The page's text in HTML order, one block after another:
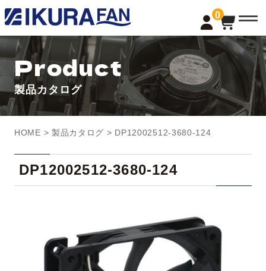
0
t
o
g
l
e
a
v
i
g
a
n
Product
製品カタログ
HOME > 製品カタログ > DP12002512-3680-124
DP12002512-3680-124